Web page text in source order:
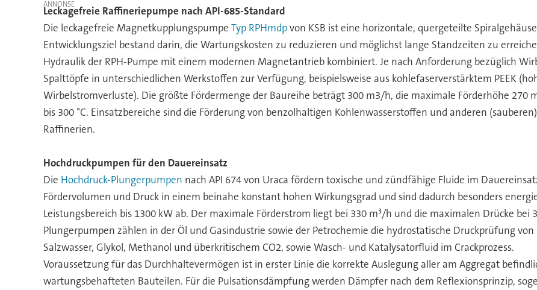
Leckagefreie Raffineriepumpe nach API-685-Standard
Die leckagefreie Magnetkupplungspumpe Typ RPHmdpvon KSB ist eine horizontale, quergeteilte
Entwicklungsziel bestand darin, die Wartungskosten zu reduzieren und möglichst lange Standzeiten zu
Hydraulik der RPH-Pumpe mit einem modernen Magnetantrieb kombiniert. Je nach Anforderung bezüglich
Spalttöpfe in unterschiedlichen Werkstoffen zur Verfügung, beispielsweise aus kohlefaserverstärktem PEEK
Wirbelstromverluste). Die größte Fördermenge der Baureihe beträgt 300 m3/h, die maximale Förderhöhe 270
bis 300 °C. Einsatzbereiche sind die Förderung von benzolhaltigen Kohlenwasserstoffen und anderen
Raffinerien.
Hochdruckpumpen für den Dauereinsatz
Die Hochdruck-Plungerpumpen nach API 674 von Uraca fördern toxische und zündfähige Fluide im
Fördervolumen und Druck in einem beinahe konstant hohen Wirkungsgrad und sind dadurch besonders
Leistungsbereich bis 1300 kW ab. Der maximale Förderstrom liegt bei 330 m³/h und die maximalen Drücke bei
Plungerpumpen zählen in der Öl und Gasindustrie sowie der Petrochemie die hydrostatische Druckprüfung von
Salzwasser, Glykol, Methanol und überkritischem CO2, sowie Wasch- und Katalysatorfluid im Crackprozess.
Voraussetzung für das Durchhaltevermögen ist in erster Linie die korrekte Auslegung aller am Aggregat
wartungsbehafteten Bauteilen. Für die Pulsationsdämpfung werden Dämpfer nach dem Reflexionsprinzip,